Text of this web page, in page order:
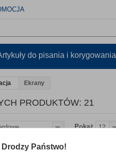
do pisania i korygowania
Ekrany
PRODUKTÓW: 21
Pokaż 12
Państwo!